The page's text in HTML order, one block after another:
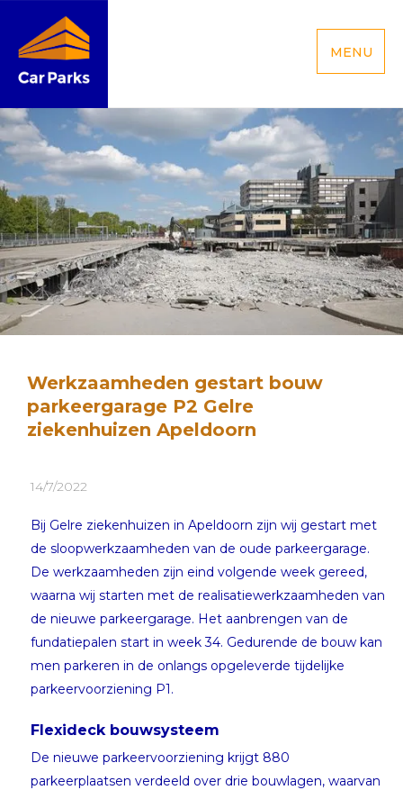
MENU
Werkzaamheden gestart bouw
parkeergarage P2 Gelre
ziekenhuizen Apeldoorn
14/7/2022
Bij Gelre ziekenhuizen in Apeldoorn zijn wij gestart met
de sloopwerkzaamheden van de oude parkeergarage.
De werkzaamheden zijn eind volgende week gereed,
waarna wij starten met de realisatiewerkzaamheden van
de nieuwe parkeergarage. Het aanbrengen van de
fundatiepalen start in week 34. Gedurende de bouw kan
men parkeren in de onlangs opgeleverde tijdelijke
parkeervoorziening P1.
Flexideck bouwsysteem
De nieuwe parkeervoorziening krijgt 880
parkeerplaatsen verdeeld over drie bouwlagen, waarvan